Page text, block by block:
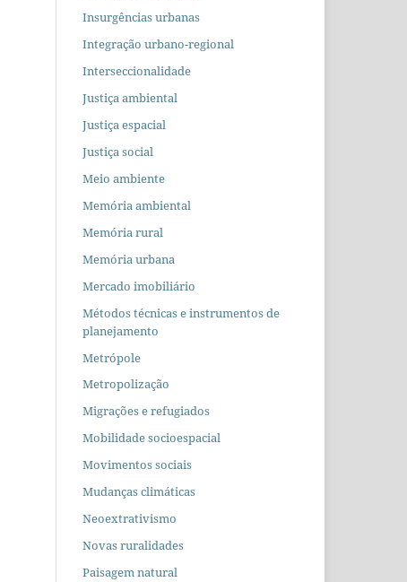
Insurgências urbanas
Integração urbano-regional
Interseccionalidade
Justiça ambiental
Justiça espacial
Justiça social
Meio ambiente
Memória ambiental
Memória rural
Memória urbana
Mercado imobiliário
Métodos técnicas e instrumentos de
planejamento
Metrópole
Metropolização
Migrações e refugiados
Mobilidade socioespacial
Movimentos sociais
Mudanças climáticas
Neoextrativismo
Novas ruralidades
Paisagem natural